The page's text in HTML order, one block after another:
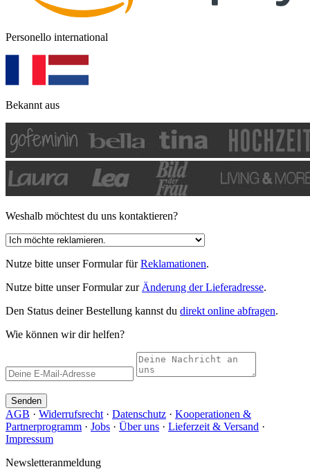
Personello international
Bekannt aus
Weshalb möchtest du uns kontaktieren?
Nutze bitte unser Formular fürReklamationen.
Nutze bitte unser Formular zurÄnderung der Lieferadresse.
Den Status deiner Bestellung kannst du direkt online abfragen.
Wie können wir dir helfen?
Senden
AGB · Widerrufsrecht· Datenschutz · Kooperationen &
Partnerprogramm · Jobs · Über uns · Lieferzeit & Versand ·
Impressum
Newsletteranmeldung